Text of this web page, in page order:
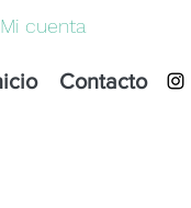
Contacto
Mi cuenta